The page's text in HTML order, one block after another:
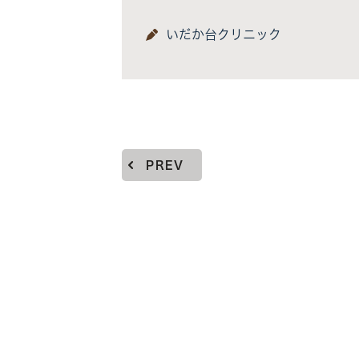
いだか台クリニック
PREV